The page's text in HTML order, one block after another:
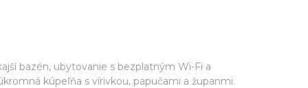
bazén, ubytovanie s bezplatným Wi-Fi a
kúpeľňa s vírivkou, papučami a županmi.